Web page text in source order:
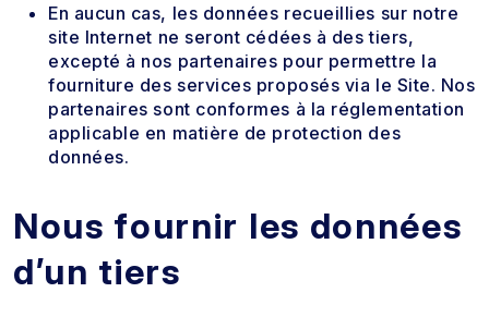
En aucun cas, les données recueillies sur notre
site Internet ne seront cédées à des tiers,
excepté à nos partenaires pour permettre la
fourniture des services proposés via le Site. Nos
partenaires sont conformes à la réglementation
applicable en matière de protection des
données.
Nous fournir les données
d’un tiers